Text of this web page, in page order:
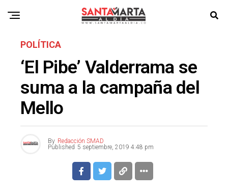
POLÍTICA
‘El Pibe’ Valderrama se
suma a la campaña del
Mello
By Redacción SMAD
Published 5 septiembre, 2019 4:48 pm